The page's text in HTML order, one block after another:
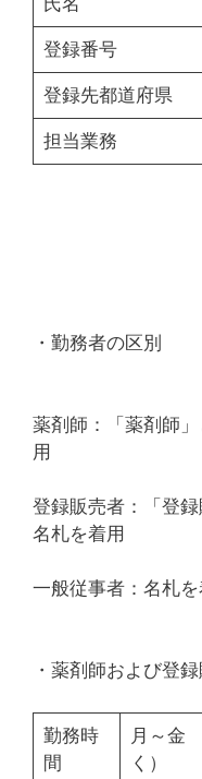
登録番号
登録先都道府県
担当業務
・勤務者の区別
薬剤師：「薬剤師
用
登録販売者：「登
名札を着用
一般従事者：名札を
・薬剤師および登
勤務時
間
月～金
く）